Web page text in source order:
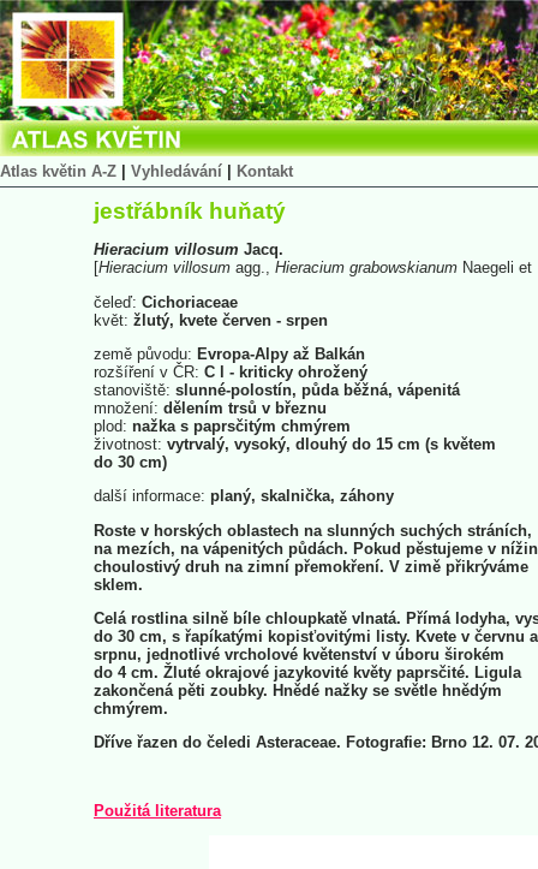
Atlas květin A-Z Vyhledávání Kontakt
jestřábník huňatý
Hieracium villosum Jacq.
[Hieracium villosum agg., Hieracium grabowskianum Naegeli et
čeleď: Cichoriaceae
květ: žlutý, kvete červen - srpen
země původu: Evropa-Alpy až Balkán
rozšíření v ČR: C l - kriticky ohrožený
stanoviště: slunné-polostín, půda běžná, vápenitá
množení: dělením trsů v březnu
plod: nažka s paprsčitým chmýrem
životnost: vytrvalý, vysoký, dlouhý do 15 cm (s květem
do 30 cm)
další informace: planý, skalnička, záhony
Roste v horských oblastech na slunných suchých stráních,
na mezích, na vápenitých půdách. Pokud pěstujeme v
choulostivý druh na zimní přemokření. V zimě přikrýváme
sklem.
Celá rostlina silně bíle chloupkatě vlnatá. Přímá lodyha,
do 30 cm, s řapíkatými kopisťovitými listy. Kvete v červnu
srpnu, jednotlivé vrcholové květenství v úboru širokém
do 4 cm. Žluté okrajové jazykovité květy paprsčité. Ligula
zakončená pěti zoubky. Hnědé nažky se světle hnědým
chmýrem.
Dříve řazen do čeledi Asteraceae. Fotografie: Brno 12. 07.
Použitá literatura